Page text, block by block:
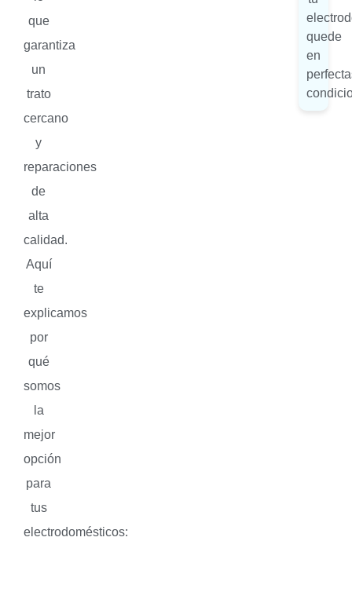
que
garantiza
un
trato
cercano
y
reparaciones
de
alta
calidad.
Aquí
te
explicamos
por
qué
somos
la
mejor
opción
para
tus
electrodomésticos:
quede
en